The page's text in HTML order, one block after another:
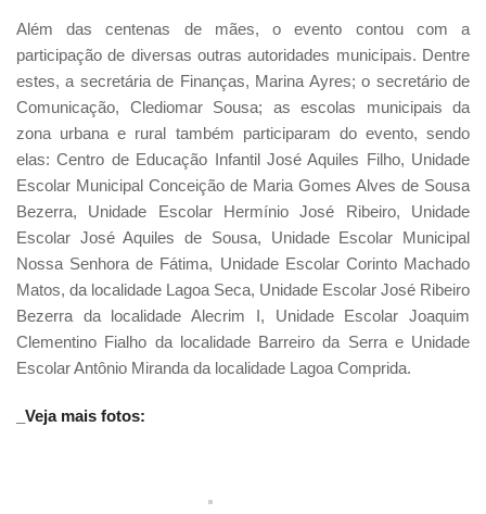
Além das centenas de mães, o evento contou com a
participação de diversas outras autoridades municipais. Dentre
estes, a secretária de Finanças, Marina Ayres; o secretário de
Comunicação, Clediomar Sousa; as escolas municipais da
zona urbana e rural também participaram do evento, sendo
elas: Centro de Educação Infantil José Aquiles Filho, Unidade
Escolar Municipal Conceição de Maria Gomes Alves de Sousa
Bezerra, Unidade Escolar Hermínio José Ribeiro, Unidade
Escolar José Aquiles de Sousa, Unidade Escolar Municipal
Nossa Senhora de Fátima, Unidade Escolar Corinto Machado
Matos, da localidade Lagoa Seca, Unidade Escolar José Ribeiro
Bezerra da localidade Alecrim I, Unidade Escolar Joaquim
Clementino Fialho da localidade Barreiro da Serra e Unidade
Escolar Antônio Miranda da localidade Lagoa Comprida.
_Veja mais fotos: